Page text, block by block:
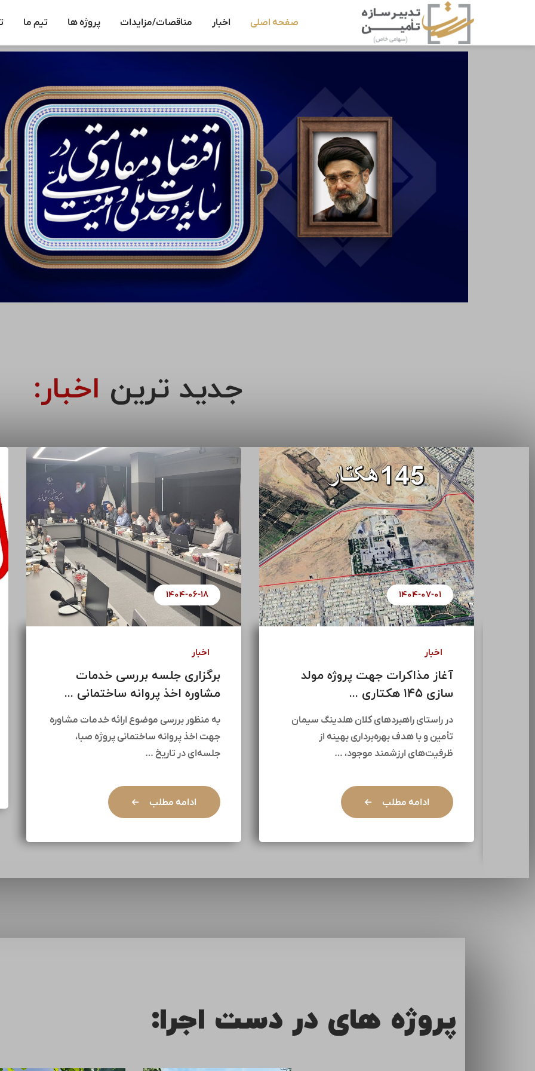
صفحه اصلی اخبار مناقصات/مزایدات پروژه ها تیم ما
جدید ترین اخبار:
۱۴۰۴-۰۷-۰۱
اخبار
آغاز مذاکرات جهت پروژه مولد
سازی ۱۴۵ هکتاری ...
در راستای راهبردهای کلان هلدینگ سیمان
تأمین و با هدف بهره‌برداری بهینه از
ظرفیت‌های ارزشمند موجود، …
ادامه مطلب
۱۴۰۴-۰۶-۱۸
اخبار
برگزاری جلسه بررسی خدمات
مشاوره اخذ پروانه ساختمانی ...
به منظور بررسی موضوع ارائه خدمات مشاوره
جهت اخذ پروانه ساختمانی پروژه صبا،
جلسه‌ای در تاریخ …
ادامه مطلب
پروژه های در دست اجرا: